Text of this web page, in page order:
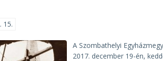
15.
A Szombathelyi
2017. december 19-én,